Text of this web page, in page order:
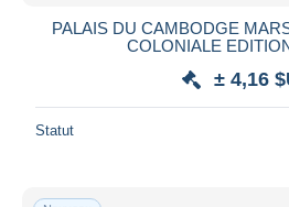
PALAIS DU CAMBODGE
COLONIALE
± 4,16
Statut